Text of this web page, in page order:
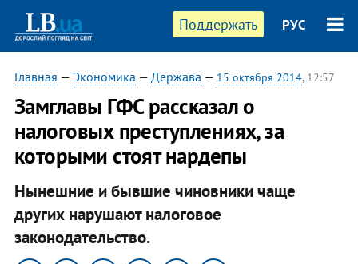
Поддержать РУС
Главная — Экономика — Держава — 15 октября 2014, 12:57
Замглавы ГФС рассказал о
налоговых преступлениях, за
которыми стоят нардепы
Нынешние и бывшие чиновники чаще
других нарушают налоговое
законодательство.